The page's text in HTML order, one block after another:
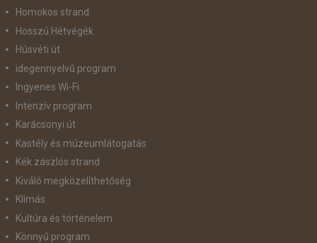
Homokos strand
Hosszú Hétvégék
Húsvéti út
idegennyelvű program
Ingyenes Wi-Fi
Intenzív program
Karácsonyi út
Kastély és múzeumlátogatás
Kék zászlós strand
Kiváló megközelíthetőség
Klímás
Kultúra és történelem
Könnyű program